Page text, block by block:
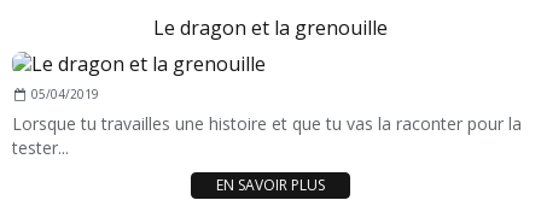
Le dragon et la grenouille
05/04/2019
Lorsque tu travailles une histoire et que tu vas la raconter pour la
tester...
EN SAVOIR PLUS